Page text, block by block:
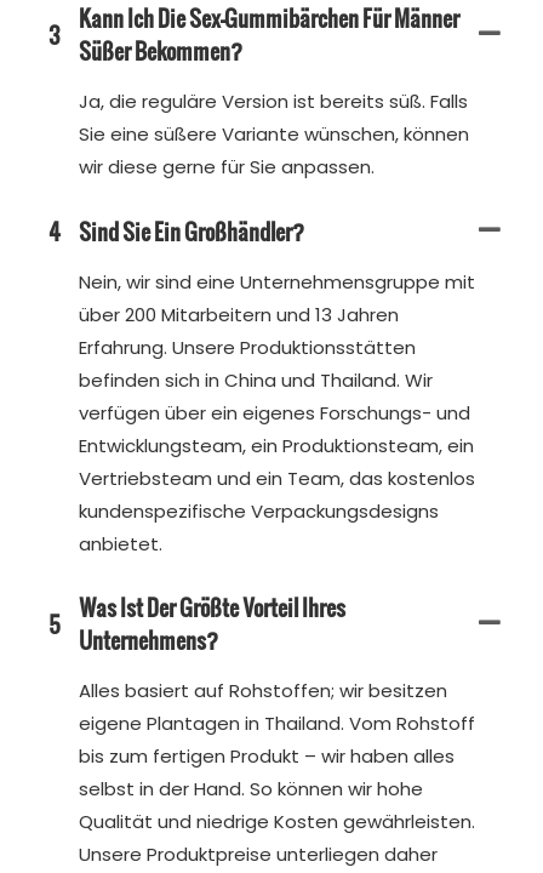
3 Kann Ich Die Sex-Gummibärchen Für Männer
Süßer Bekommen?
Ja, die reguläre Version ist bereits süß. Falls
Sie eine süßere Variante wünschen, können
wir diese gerne für Sie anpassen.
4 Sind Sie Ein Großhändler?
Nein, wir sind eine Unternehmensgruppe mit
über 200 Mitarbeitern und 13 Jahren
Erfahrung. Unsere Produktionsstätten
befinden sich in China und Thailand. Wir
verfügen über ein eigenes Forschungs- und
Entwicklungsteam, ein Produktionsteam, ein
Vertriebsteam und ein Team, das kostenlos
kundenspezifische Verpackungsdesigns
anbietet.
5 Was Ist Der Größte Vorteil Ihres
Unternehmens?
Alles basiert auf Rohstoffen; wir besitzen
eigene Plantagen in Thailand. Vom Rohstoff
bis zum fertigen Produkt – wir haben alles
selbst in der Hand. So können wir hohe
Qualität und niedrige Kosten gewährleisten.
Unsere Produktpreise unterliegen daher